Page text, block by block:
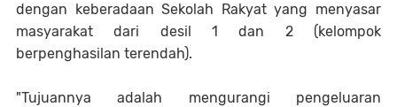
dengan keberadaan Sekolah Rakyat yang menyasar
masyarakat dari desil 1 dan 2 (kelompok
berpenghasilan terendah).
"Tujuannya adalah mengurangi pengeluaran